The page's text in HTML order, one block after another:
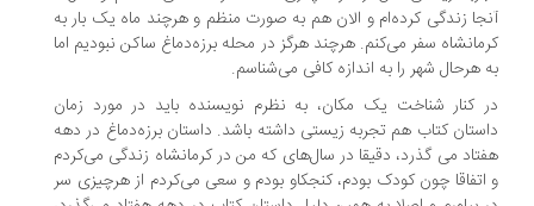
زندگی کرده‌ام و الان هم به صورت منظم و هرچند ماه یک بار به
سفر می‌کنم. هرچند هرگز در محله برزه‌دماغ ساکن نبودیم اما
هرحال شهر را به اندازه کافی می‌شناسم.
کنار شناخت یک مکان، به نظرم نویسنده باید در مورد زمان
کتاب هم تجربه زیستی داشته باشد. داستان برزه‌دماغ در دهه
می گذرد، دقیقا در سال‌های که من در کرمانشاه زندگی می‌کردم
چون کودک بودم، کنجکاو بودم و سعی می‌کردم از هرچیزی سر